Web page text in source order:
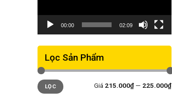
00:00 02:09
Lọc Sản Phẩm
Giá
thấp
nhất
Giá
cao
nhất
LỌC Giá 215.000₫ — 225.000₫